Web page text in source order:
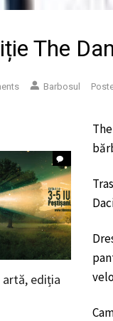
The
Barbosul
ediția